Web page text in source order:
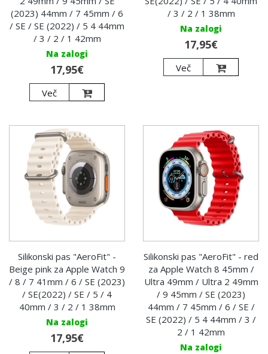
(2023) 44mm / 7 45mm / 6
/ SE / SE (2022) / 5 4 44mm
/ 3 / 2 / 1 42mm
Na zalogi
17,95€
Več
/ 3 / 2 / 1 38mm
Na zalogi
17,95€
Več
Silikonski pas "AeroFit" -
Beige pink za Apple Watch 9
/ 8 / 7 41mm / 6 / SE (2023)
/ SE(2022) / SE / 5 / 4
40mm / 3 / 2 / 1 38mm
Na zalogi
17,95€
Silikonski pas "AeroFit" - red
za Apple Watch 8 45mm /
Ultra 49mm / Ultra 2 49mm
/ 9 45mm / SE (2023)
44mm / 7 45mm / 6 / SE /
SE (2022) / 5 4 44mm / 3 /
2 / 1 42mm
Na zalogi